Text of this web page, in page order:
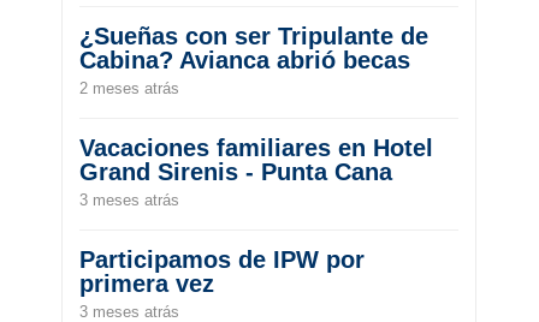
¿Sueñas con ser Tripulante de
Cabina? Avianca abrió becas
2 meses atrás
Vacaciones familiares en Hotel
Grand Sirenis - Punta Cana
3 meses atrás
Participamos de IPW por
primera vez
3 meses atrás